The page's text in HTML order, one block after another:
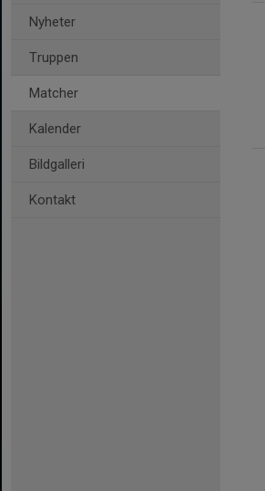
Nyheter
Truppen
Matcher
Kalender
Bildgalleri
Kontakt